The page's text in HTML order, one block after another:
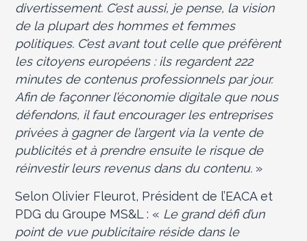
divertissement. C’est aussi, je pense, la vision
de la plupart des hommes et femmes
politiques. C’est avant tout celle que préfèrent
les citoyens européens : ils regardent 222
minutes de contenus professionnels par jour.
Afin de façonner l’économie digitale que nous
défendons, il faut encourager les entreprises
privées à gagner de l’argent via la vente de
publicités et à prendre ensuite le risque de
réinvestir leurs revenus dans du contenu. »
Selon Olivier Fleurot, Président de l’EACA et
PDG du Groupe MS&L : « Le grand défi d’un
point de vue publicitaire réside dans le